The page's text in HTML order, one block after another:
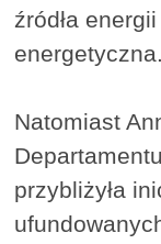
źródła
energetyczna.
Natomiast
przybliżyła